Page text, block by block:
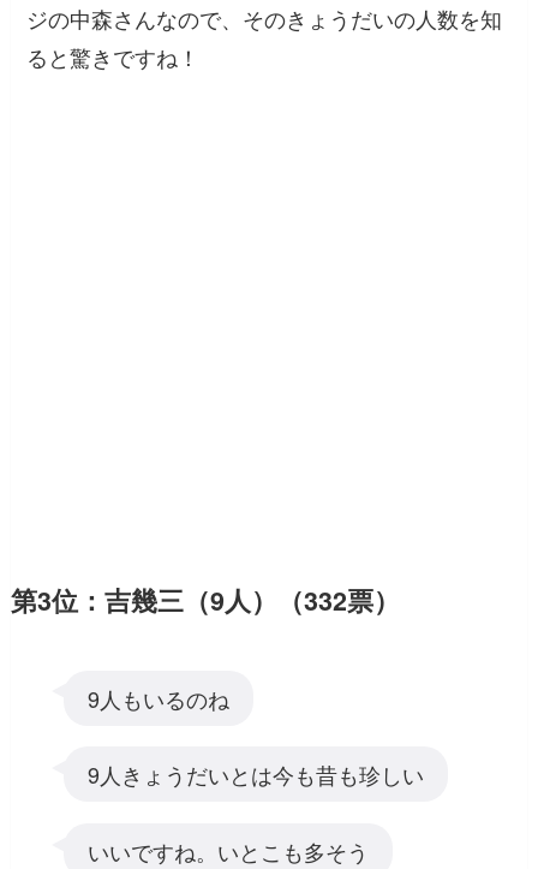
ジの中森さんなので、そのきょうだいの人数を知
ると驚きですね！
第3位：吉幾三（9人）（332票）
9人もいるのね
9人きょうだいとは今も昔も珍しい
いいですね。いとこも多そう